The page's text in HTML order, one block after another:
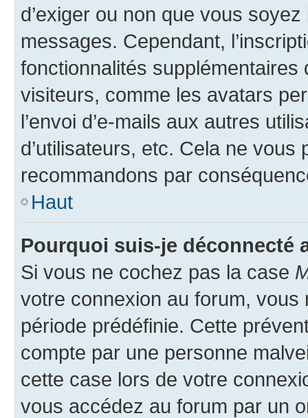
d’exiger ou non que vous
messages. Cependant,
fonctionnalités
visiteurs, comme les avatars
l’envoi d’e-mails aux autres
d’utilisateurs, etc. Cela ne vous
recommandons par
Haut
Pourquoi suis-je déconnecté
Si vous ne cochez pas la case
votre connexion au forum,
période prédéfinie. Cette
compte par une personne
cette case lors de votre
vous accédez au forum par un